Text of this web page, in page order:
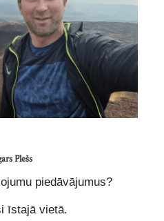
Plešs
piedāvājumus?
īstajā vietā.